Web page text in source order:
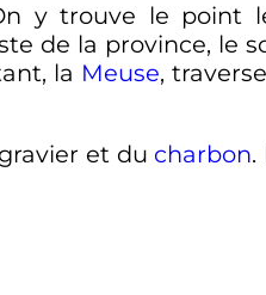
y trouve le point
de la province, le
la Meuse,
et du charbon.